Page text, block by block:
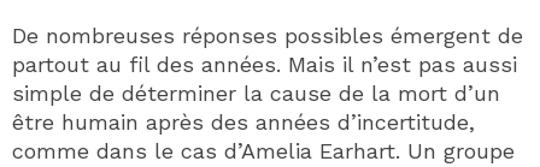
De nombreuses réponses possibles émergent de
partout au fil des années. Mais il n’est pas aussi
simple de déterminer la cause de la mort d’un
être humain après des années d’incertitude,
comme dans le cas d’Amelia Earhart. Un groupe